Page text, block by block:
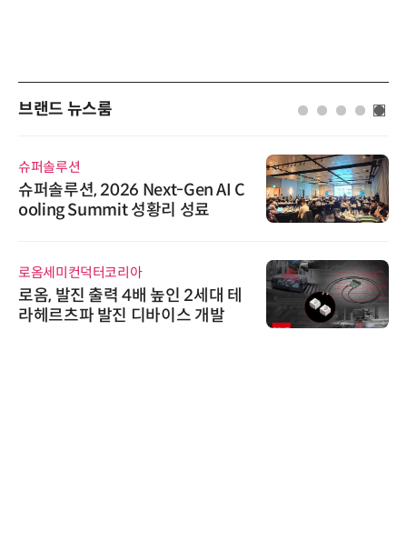
브랜드 뉴스룸
슈퍼솔루션
슈퍼솔루션, 2026 Next-Gen AI C
ooling Summit 성황리 성료
로옴세미컨덕터코리아
로옴, 발진 출력 4배 높인 2세대 테
라헤르츠파 발진 디바이스 개발